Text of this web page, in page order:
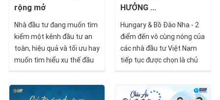
rộng mở
Nhà đầu tư đang muốn tìm
kiếm một kênh đầu tư an
toàn, hiệu quả và tối ưu hay
muốn tìm hiểu xu thế đầu
2023 hoặc muốn được
khảo sát hồ sơ bước đầu
HƯỞNG ...
Hungary & Bồ Đào Nha - 2
điểm đến vô cùng nóng của
các nhà đầu tư Việt Nam
tiếp tục được chọn là chủ
theo, diễn ra vào ngày
16/09.